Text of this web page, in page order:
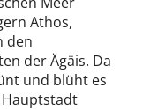
Athos,
den
der Ägäis. Da
und blüht es
Hauptstadt